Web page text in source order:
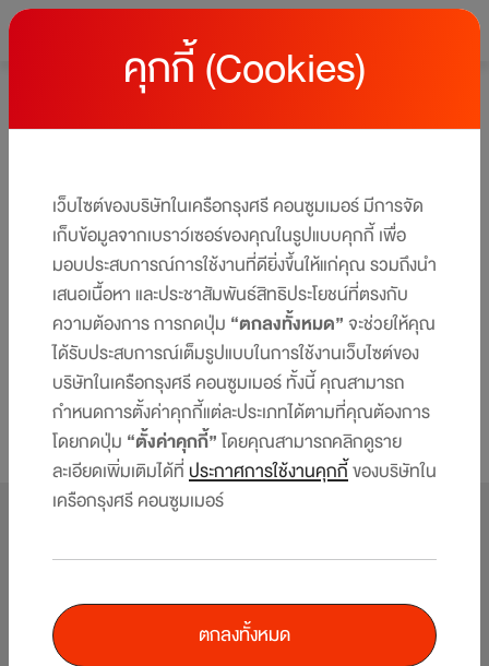
หน้ารวม Lifestyle content ที่เกี่ยวกับ "#Interspend"
< ก่อนหน้า ถัดไป >
ค้นหาโปรโมชั่น Interspend บัตรเครดิต
เซ็นทรัล เดอะวัน
คุกกี้ (Cookies)
เว็บไซต์ของบริษัทในเครือกรุงศรี คอนซูมเมอร์ มีการจัด
เก็บข้อมูลจากเบราว์เซอร์ของคุณในรูปแบบคุกกี้ เพื่อ
มอบประสบการณ์การใช้งานที่ดียิ่งขึ้นให้แก่คุณ รวมถึงนำ
เสนอเนื้อหา และประชาสัมพันธ์สิทธิประโยชน์ที่ตรงกับ
ความต้องการ การกดปุ่ม “ตกลงทั้งหมด”จะช่วยให้คุณ
ได้รับประสบการณ์เต็มรูปแบบในการใช้งานเว็บไซต์ของ
บริษัทในเครือกรุงศรี คอนซูมเมอร์ ทั้งนี้ คุณสามารถ
กำหนดการตั้งค่าคุกกี้แต่ละประเภทได้ตามที่คุณต้องการ
โดยกดปุ่ม “ตั้งค่าคุกกี้”โดยคุณสามารถคลิกดูราย
ละเอียดเพิ่มเติมได้ที่ ประกาศการใช้งานคุกกี้ของบริษัทใน
เครือกรุงศรี คอนซูมเมอร์
ตกลงทั้งหมด